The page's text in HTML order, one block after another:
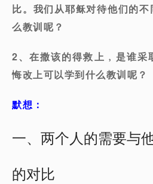
比。我们从耶稣对待他们的
么教训呢？
2、在撒该的得救上﹐是谁采
悔改上可以学到什么教训呢？
默想：
一、两个人的需要与
的对比